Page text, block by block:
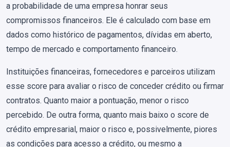
a probabilidade de uma empresa honrar seus
compromissos financeiros. Ele é calculado com base em
dados como histórico de pagamentos, dívidas em aberto,
tempo de mercado e comportamento financeiro.
Instituições financeiras, fornecedores e parceiros utilizam
esse score para avaliar o risco de conceder crédito ou firmar
contratos. Quanto maior a pontuação, menor o risco
percebido. De outra forma, quanto mais baixo o score de
crédito empresarial, maior o risco e, possivelmente, piores
as condições para acesso a crédito, ou mesmo a